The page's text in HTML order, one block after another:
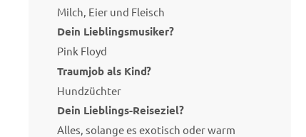
Milch, Eier und Fleisch
Dein Lieblingsmusiker?
Pink Floyd
Traumjob als Kind?
Hundzüchter
Dein Lieblings-Reiseziel?
Alles, solange es exotisch oder warm